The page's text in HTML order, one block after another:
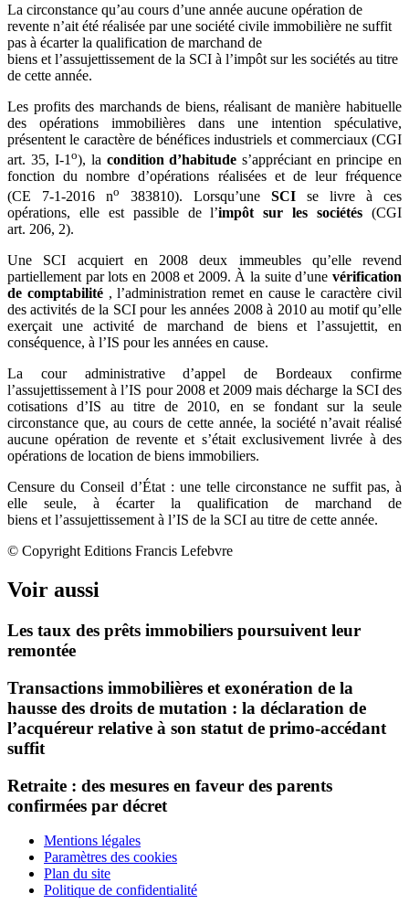
La circonstance qu’au cours d’une année aucune opération de
revente n’ait été réalisée par une société civile immobilière ne suffit
pas à écarter la qualification de marchand de
biens et l’assujettissement de la SCI à l’impôt sur les sociétés au titre
de cette année.
Les profits des marchands de biens, réalisant de manière habituelle
des opérations immobilières dans une intention spéculative,
présentent le caractère de bénéfices industriels et commerciaux (CGI
art. 35, I-1 o), la condition d’habitude s’appréciant en principe en
fonction du nombre d’opérations réalisées et de leur fréquence
(CE 7-1-2016 no 383810). Lorsqu’une SCI se livre à ces
opérations, elle est passible de l’impôt sur les sociétés (CGI
art. 206, 2).
Une SCI acquiert en 2008 deux immeubles qu’elle revend
partiellement par lots en 2008 et 2009. À la suite d’une vérification
de comptabilité, l’administration remet en cause le caractère civil
des activités de la SCI pour les années 2008 à 2010 au motif qu’elle
exerçait une activité de marchand de biens et l’assujettit, en
conséquence, à l’IS pour les années en cause.
La cour administrative d’appel de Bordeaux confirme
l’assujettissement à l’IS pour 2008 et 2009 mais décharge la SCI des
cotisations d’IS au titre de 2010, en se fondant sur la seule
circonstance que, au cours de cette année, la société n’avait réalisé
aucune opération de revente et s’était exclusivement livrée à des
opérations de location de biens immobiliers.
Censure du Conseil d’État : une telle circonstance ne suffit pas, à
elle seule, à écarter la qualification de marchand de
biens et l’assujettissement à l’IS de la SCI au titre de cette année.
© Copyright Editions Francis Lefebvre
Voir aussi
Les taux des prêts immobiliers poursuivent leur
remontée
Transactions immobilières et exonération de la
hausse des droits de mutation : la déclaration de
l’acquéreur relative à son statut de primo-accédant
suffit
Retraite : des mesures en faveur des parents
confirmées par décret
Mentions légales
Paramètres des cookies
Plan du site
Politique de confidentialité